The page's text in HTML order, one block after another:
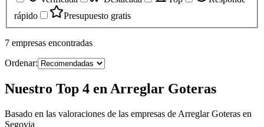
rápido
Presupuesto gratis
7 empresas encontradas
Ordenar:
Nuestro Top 4 en Arreglar Goteras
Basado en las valoraciones de las empresas de Arreglar Goteras en
Segovia